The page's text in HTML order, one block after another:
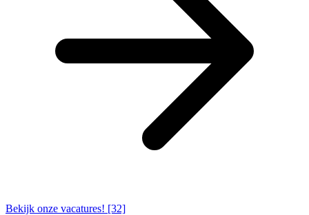
Bekijk onze vacatures! [32]